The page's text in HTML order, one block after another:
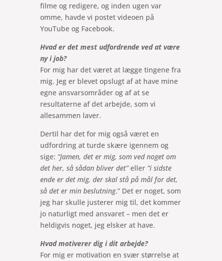
filme og redigere, og inden ugen var
omme, havde vi postet videoen på
YouTube og Facebook.
Hvad er det mest udfordrende ved at være
ny i job?
For mig har det været at lægge tingene fra
mig. Jeg er blevet opslugt af at have mine
egne ansvarsområder og af at se
resultaterne af det arbejde, som vi
allesammen laver.
Dertil har det for mig også været en
udfordring at turde skære igennem og
sige: ”Jamen, det er mig, som ved noget om
det her, så sådan bliver det” eller ”i sidste
ende er det mig, der skal stå på mål for det,
så det er min beslutning.” Det er noget, som
jeg har skulle justerer mig til, det kommer
jo naturligt med ansvaret – men det er
heldigvis noget, jeg elsker at have.
Hvad motiverer dig i dit arbejde?
For mig er motivation en svær størrelse at